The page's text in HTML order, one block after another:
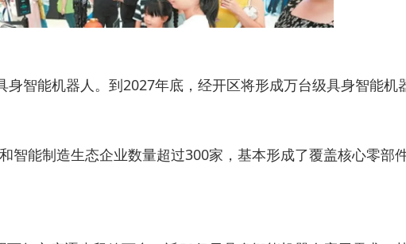
智能机器人。到2027年底，经开区将形成万台级具身智能机
能制造生态企业数量超过300家，基本形成了覆盖核心零部